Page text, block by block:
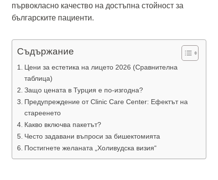
първокласно качество на достъпна стойност за
българските пациенти.
Съдържание
Цени за естетика на лицето 2026 (Сравнителна
таблица)
Защо цената в Турция е по-изгодна?
Предупреждение от Clinic Care Center: Ефектът на
стареенето
Какво включва пакетът?
Често задавани въпроси за бишектомията
Постигнете желаната „Холивудска визия“